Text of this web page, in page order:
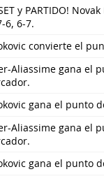
y PARTIDO!
6, 6-7.
convierte el
Aliassime gana el
gana el punto
Aliassime gana el
gana el punto